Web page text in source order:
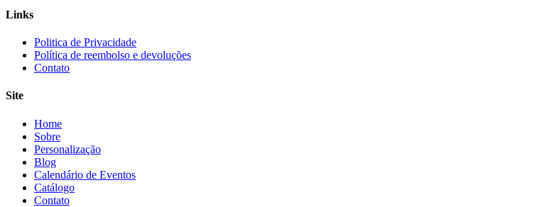
Links
Menu
Politica de Privacidade
Política de reembolso e devoluções
Contato
Site
Menu
Home
Sobre
Personalização
Blog
Calendário de Eventos
Catálogo
Contato